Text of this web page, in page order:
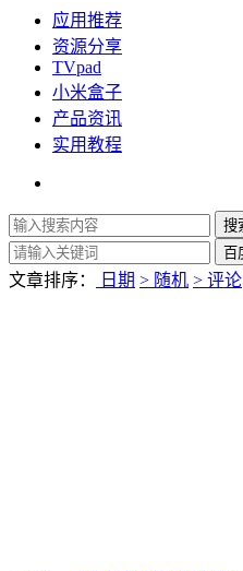
应用推荐
资源分享
TVpad
小米盒子
产品资讯
实用教程
文章排序： 日期 > 随机 > 评论